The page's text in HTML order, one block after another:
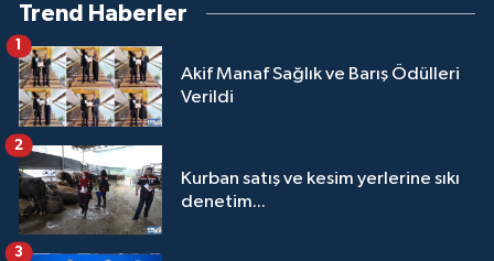
Trend Haberler
Akif Manaf Sağlık ve Barış Ödülleri
Verildi
1
Kurban satış ve kesim yerlerine sıkı
denetim...
2
3